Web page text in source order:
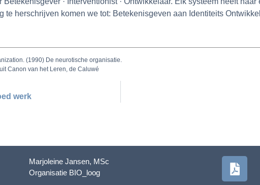
te herschrijven komen we tot: Betekenisgeven aan Identiteits
(1990) De neurotische organisatie.
Canon van het Leren, de Caluwé
werk
Marjoleine Jansen, MSc
Organisatie BIO_loog